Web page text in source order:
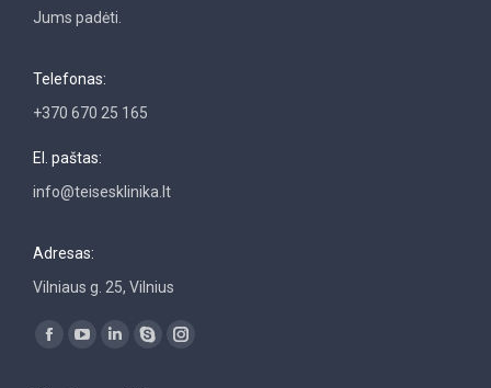
Jums padėti.
Telefonas:
+370 670 25 165
El. paštas:
info@teisesklinika.lt
Adresas:
Vilniaus g. 25, Vilnius
Find us on:
LinkedinSkypeInstagram